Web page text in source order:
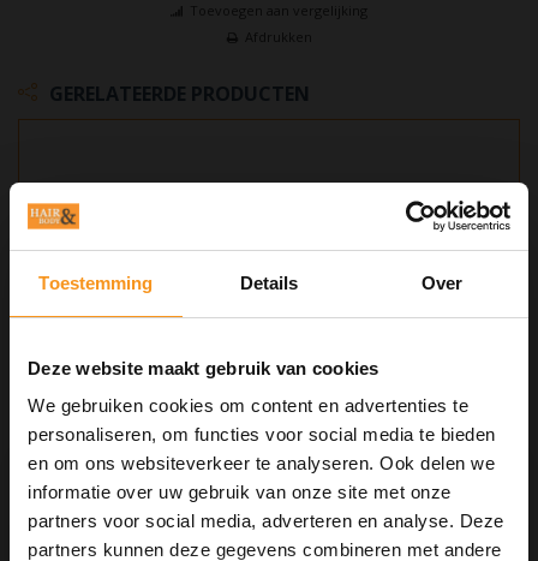
Toestemming Details Over
Deze website maakt gebruik van cookies
We gebruiken cookies om content en advertenties te
personaliseren, om functies voor social media te bieden
en om ons websiteverkeer te analyseren. Ook delen we
informatie over uw gebruik van onze site met onze
partners voor social media, adverteren en analyse. Deze
partners kunnen deze gegevens combineren met andere
Toevoegen aan vergelijking
Afdrukken
GERELATEERDE PRODUCTEN
MOROCCANOIL TREATMENT 25ML